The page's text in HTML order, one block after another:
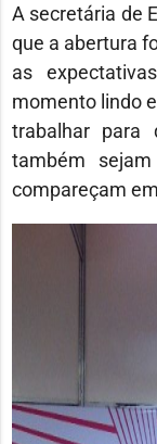
A secretária de
que a abertura
as
momento lindo
trabalhar para
também
compareçam